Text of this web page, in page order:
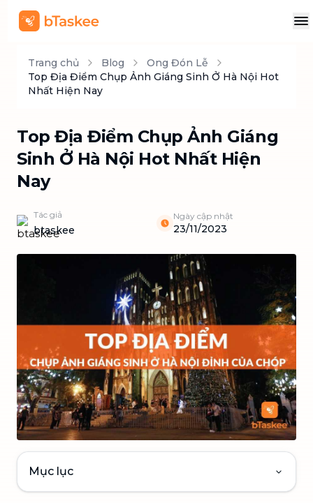
Trang chủ Blog
Ong Đón Lễ
Top Địa Điểm Chụp Ảnh Giáng Sinh Ở Hà Nội Hot
Nhất Hiện Nay
Top Địa Điểm Chụp Ảnh Giáng
Sinh Ở Hà Nội Hot Nhất Hiện
Nay
Tác giả
btaskee
Ngày cập nhật
23/11/2023
Mục lục